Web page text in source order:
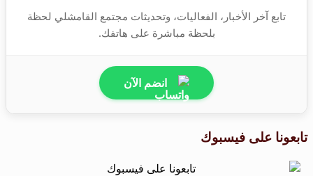
تابع آخر الأخبار، الفعاليات، وتحديثات مجتمع القامشلي لحظة
بلحظة مباشرة على هاتفك.
انضم الآن
تابعونا على فيسبوك